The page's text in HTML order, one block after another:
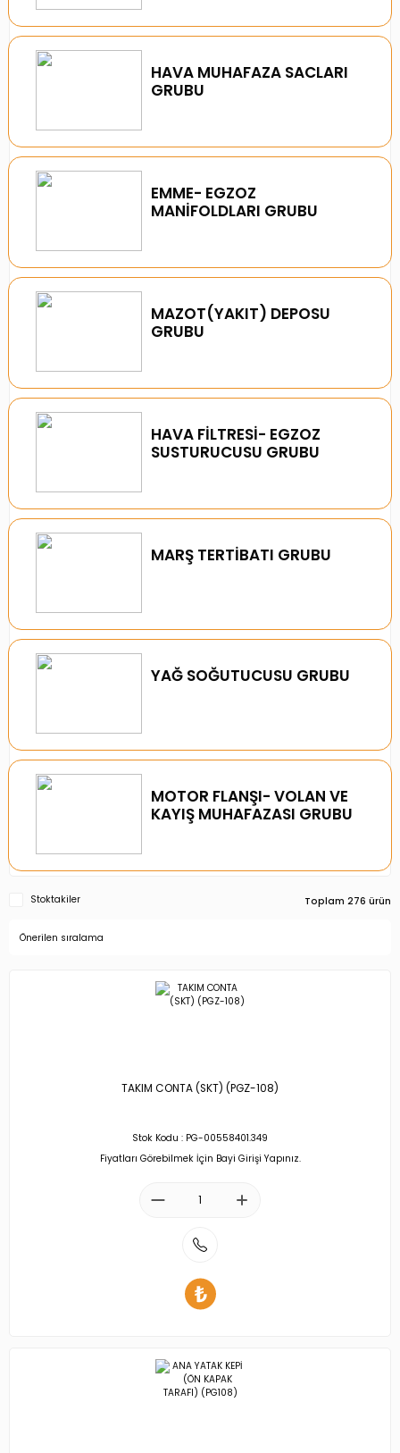
HAVA MUHAFAZA SACLARI
GRUBU
EMME- EGZOZ
MANİFOLDLARI GRUBU
MAZOT(YAKIT) DEPOSU
GRUBU
HAVA FİLTRESİ- EGZOZ
SUSTURUCUSU GRUBU
MARŞ TERTİBATI GRUBU
YAĞ SOĞUTUCUSU GRUBU
MOTOR FLANŞI- VOLAN VE
KAYIŞ MUHAFAZASI GRUBU
Stoktakiler Toplam 276 ürün
TAKIM CONTA (SKT) (PGZ-108)
Stok Kodu : PG-00558401.349
Fiyatları Görebilmek İçin Bayi Girişi Yapınız.